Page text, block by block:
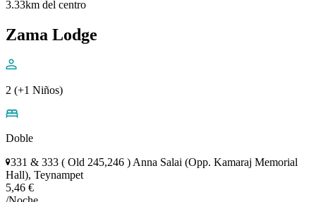
3.33km del centro
Zama Lodge
2 (+1 Niños)
Doble
331 & 333 ( Old 245,246 ) Anna Salai (Opp. Kamaraj Memorial
Hall), Teynampet
5,46 €